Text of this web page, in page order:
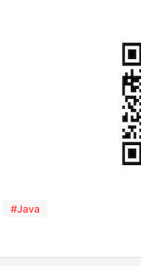
#Java